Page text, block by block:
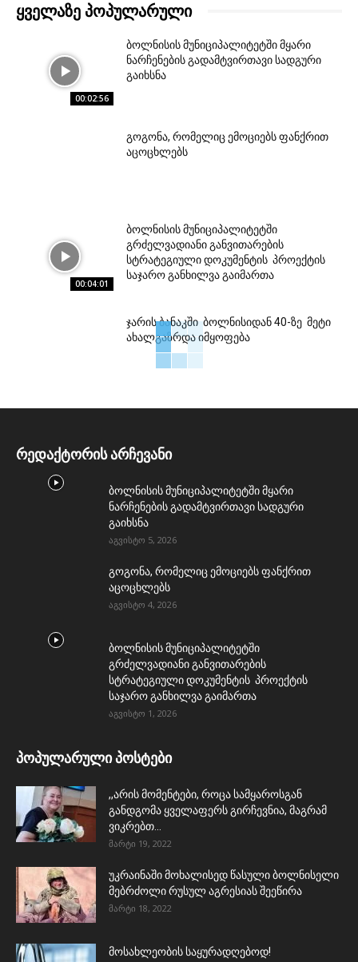
ᲧᲕᲔᲚᲐᲖᲔ ᲞᲝᲞᲣᲚᲐᲠᲣᲚᲘ
00:02:56
ბოლნისის მუნიციპალიტეტში მყარი
ნარჩენების გადამტვირთავი სადგური
გაიხსნა
გოგონა, რომელიც ემოციებს ფანქრით
აცოცხლებს
00:04:01
ბოლნისის მუნიციპალიტეტში
გრძელვადიანი განვითარების
სტრატეგიული დოკუმენტის პროექტის
საჯარო განხილვა გაიმართა
ჯარის ბანაკში ბოლნისიდან 40-ზე მეტი
ახალგაზრდა იმყოფება
რედაქტორის არჩევანი
ბოლნისის მუნიციპალიტეტში მყარი
ნარჩენების გადამტვირთავი სადგური
გაიხსნა
აგვისტო 5, 2026
გოგონა, რომელიც ემოციებს ფანქრით
აცოცხლებს
აგვისტო 4, 2026
ბოლნისის მუნიციპალიტეტში
გრძელვადიანი განვითარების
სტრატეგიული დოკუმენტის პროექტის
საჯარო განხილვა გაიმართა
აგვისტო 1, 2026
პოპულარული პოსტები
,,არის მომენტები, როცა სამყაროსგან
განდგომა ყველაფერს გირჩევნია, მაგრამ
ვიკრებთ...
მარტი 19, 2022
უკრაინაში მოხალისედ წასული ბოლნისელი
მებრძოლი რუსულ აგრესიას შეეწირა
მარტი 18, 2022
მოსახლეობის საყურადღებოდ!